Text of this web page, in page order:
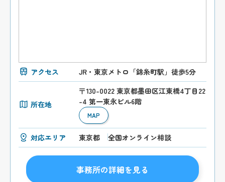
アクセス JR・東京メトロ「錦糸町駅」徒歩5分
所在地
〒130-0022 東京都墨田区江東橋4丁目22
-4 第一東永ビル6階
MAP
対応エリア 東京都 全国オンライン相談
事務所の詳細を見る